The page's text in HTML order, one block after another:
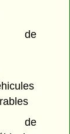
de
de